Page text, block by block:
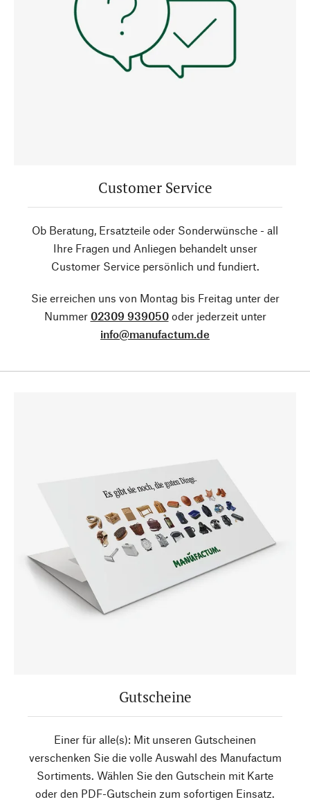
Customer Service
Ob Beratung, Ersatzteile oder Sonderwünsche - all
Ihre Fragen und Anliegen behandelt unser
Customer Service persönlich und fundiert.
Sie erreichen uns von Montag bis Freitag unter der
Nummer 02309 939050oder jederzeit unter
info@manufactum.de
Gutscheine
Einer für alle(s): Mit unseren Gutscheinen
verschenken Sie die volle Auswahl des Manufactum
Sortiments. Wählen Sie den Gutschein mit Karte
oder den PDF-Gutschein zum sofortigen Einsatz.